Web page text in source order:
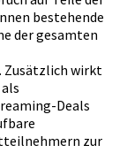
bestehende
der gesamten
Zusätzlich wirkt
Deals
zur